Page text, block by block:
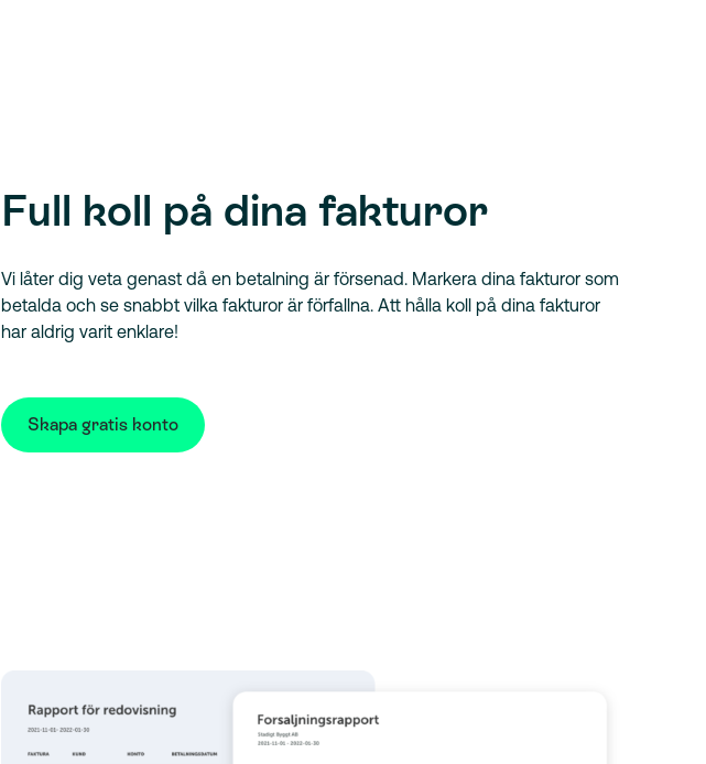
Full koll på dina fakturor
Vi låter dig veta genast då en betalning är försenad. Markera dina fakturor som
betalda och se snabbt vilka fakturor är förfallna. Att hålla koll på dina fakturor
har aldrig varit enklare!
Skapa gratis konto